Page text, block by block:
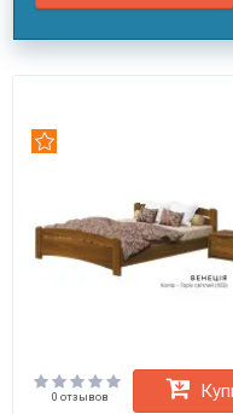
0 отзывов